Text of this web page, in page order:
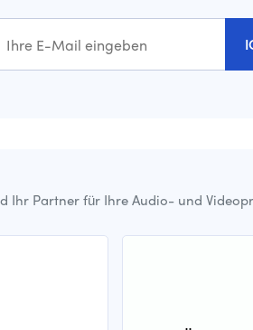
Ihr Partner für Ihre Audio- und